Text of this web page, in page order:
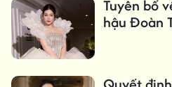
Tuyên bố
hậu Đoàn